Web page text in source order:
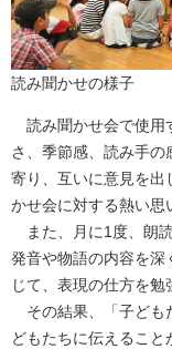
読み聞かせの様子
読み聞かせ会で使用
さ、季節感、読み手
寄り、互いに意見を出
かせ会に対する熱い思
また、月に1度、朗
発音や物語の内容を深
じて、表現の仕方を勉
その結果、「子ども
どもたちに伝えること